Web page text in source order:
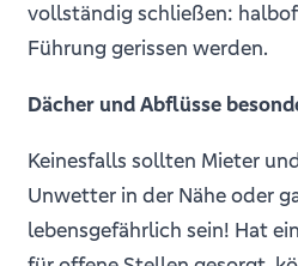
vollständig schließen:
Führung gerissen werden.
Dächer und Abflüsse
Keinesfalls sollten Mieter
Unwetter in der Nähe oder
lebensgefährlich sein! Hat